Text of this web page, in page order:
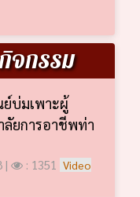
จกรรม
บ่มเพาะผู้
ลัยการอาชีพท่า
| : 1351
Video